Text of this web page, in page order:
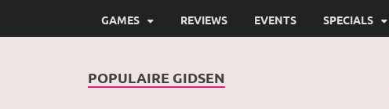
GAMES REVIEWS EVENTS SPECIALS
POPULAIRE GIDSEN